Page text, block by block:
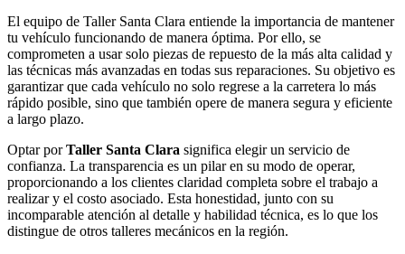
El equipo de Taller Santa Clara entiende la importancia de mantener
tu vehículo funcionando de manera óptima. Por ello, se
comprometen a usar solo piezas de repuesto de la más alta calidad y
las técnicas más avanzadas en todas sus reparaciones. Su objetivo es
garantizar que cada vehículo no solo regrese a la carretera lo más
rápido posible, sino que también opere de manera segura y eficiente
a largo plazo.
Optar porTaller Santa Clara significa elegir un servicio de
confianza. La transparencia es un pilar en su modo de operar,
proporcionando a los clientes claridad completa sobre el trabajo a
realizar y el costo asociado. Esta honestidad, junto con su
incomparable atención al detalle y habilidad técnica, es lo que los
distingue de otros talleres mecánicos en la región.